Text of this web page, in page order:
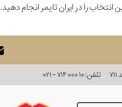
انتخاب را در ایران تایمر انجام دهید.
تلفن:۰۲۱ - ۷۱۴ ۰۰۰ ۱۰